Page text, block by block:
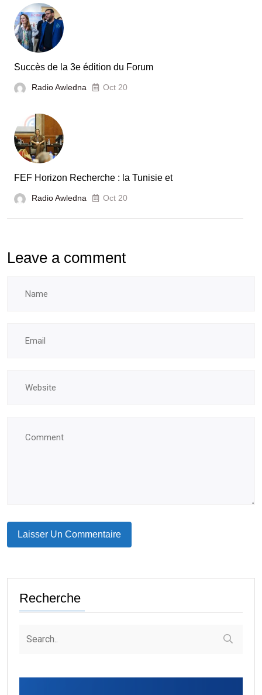
Tunisie
Succès de la 3e édition du Forum
Radio Awledna Oct 20
FEF Horizon Recherche : la Tunisie et
Radio Awledna Oct 20
Leave a comment
Recherche